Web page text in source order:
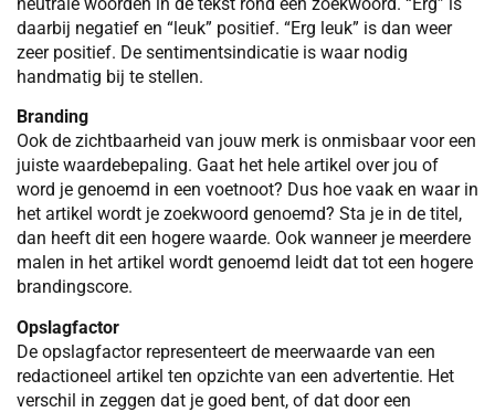
daarbij negatief en “leuk” positief. “Erg leuk” is dan weer
zeer positief. De sentimentsindicatie is waar nodig
handmatig bij te stellen.
Branding
Ook de zichtbaarheid van jouw merk is onmisbaar voor een
juiste waardebepaling. Gaat het hele artikel over jou of
word je genoemd in een voetnoot? Dus hoe vaak en waar in
het artikel wordt je zoekwoord genoemd? Sta je in de titel,
dan heeft dit een hogere waarde. Ook wanneer je meerdere
malen in het artikel wordt genoemd leidt dat tot een hogere
brandingscore.
Opslagfactor
De opslagfactor representeert de meerwaarde van een
redactioneel artikel ten opzichte van een advertentie. Het
verschil in zeggen dat je goed bent, of dat door een